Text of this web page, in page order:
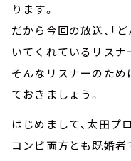
ります。
だから今回の放送、「
いてくれているリスナ
そんなリスナーのた
ておきましょう。
はじめまして、太田プ
コンビ両方とも既婚者